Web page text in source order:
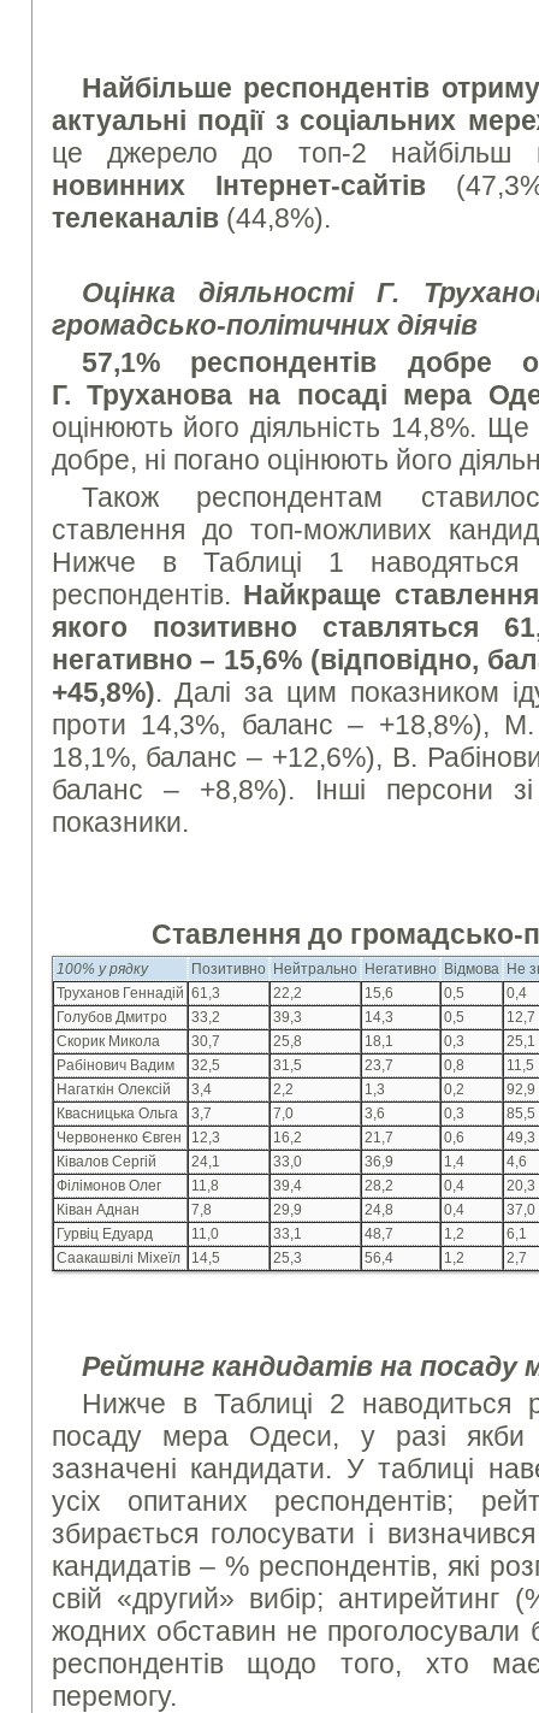
Найбільше респондентів
актуальні події з соціальних
це джерело до топ-2 найбільш
новинних Інтернет-сайтів
телеканалів(44,8%).
Оцінка діяльності Г.
громадсько-політичних діячів
57,1% респондентів добре
Г. Труханова на посаді мера
оцінюють його діяльність 14,8%. Ще
добре, ні погано оцінюють його
Також респондентам
ставлення до топ-можливих
Нижче в Таблиці 1 наводяться
респондентів. Найкраще
якого позитивно ставляться
негативно – 15,6% (відповідно,
+45,8%). Далі за цим показником
проти 14,3%, баланс – +18,8%),
18,1%, баланс – +12,6%), В.
баланс – +8,8%). Інші персони
показники.
Ставлення до громадсько-
100% у рядку Позитивно Нейтрально Негативно Відмова
Не
Труханов Геннадій 61,3 22,2 15,6 0,5
0,4
Голубов Дмитро
33,2 39,3 14,3 0,5
12,7
Скорик Микола
30,7 25,8 18,1 0,3
25,1
Рабінович Вадим
32,5 31,5 23,7 0,8
11,5
Нагаткін Олексій
3,4 2,2 1,3 0,2
92,9
Квасницька Ольга
3,7 7,0 3,6 0,3
85,5
Червоненко Євген
12,3 16,2 21,7 0,6
49,3
Ківалов Сергій
24,1 33,0 36,9 1,4
4,6
Філімонов Олег
11,8 39,4 28,2 0,4
20,3
Ківан Аднан
7,8 29,9 24,8 0,4
37,0
Гурвіц Едуард
11,0 33,1 48,7 1,2
6,1
Саакашвілі Міхеїл
14,5 25,3 56,4 1,2 2,7
Рейтинг кандидатів на посаду
Нижче в Таблиці 2 наводиться
посаду мера Одеси, у разі
зазначені кандидати. У таблиці
усіх опитаних респондентів;
збирається голосувати і
кандидатів – % респондентів, які
свій «другий» вибір; антирейтинг
жодних обставин не проголосували
респондентів щодо того, хто
перемогу.